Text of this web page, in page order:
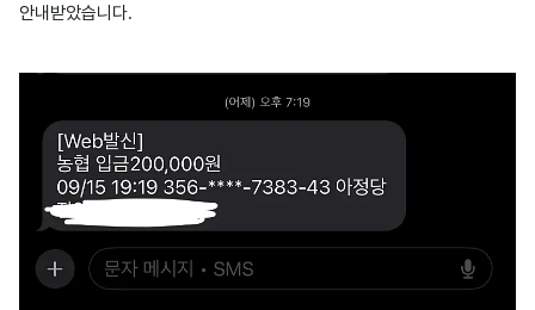
안내받았습니다.